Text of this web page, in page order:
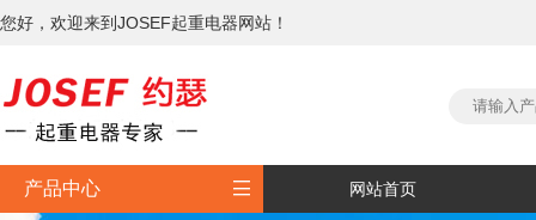
您好，欢迎来到JOSEF起重电器网站！
产品中心  网站首页